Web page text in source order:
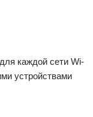
каждой сети Wi-
устройствами